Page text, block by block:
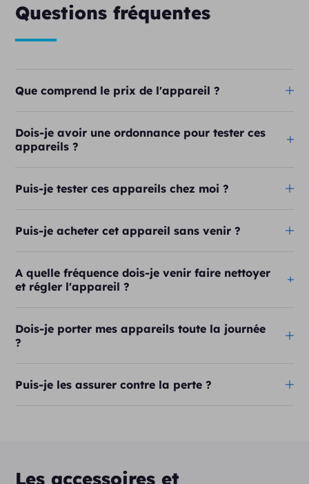
Questions fréquentes
Que comprend le prix de l'appareil ?
Dois-je avoir une ordonnance pour tester ces
appareils ?
Puis-je tester ces appareils chez moi ?
Puis-je acheter cet appareil sans venir ?
A quelle fréquence dois-je venir faire nettoyer
et régler l'appareil ?
Dois-je porter mes appareils toute la journée
?
Puis-je les assurer contre la perte ?
Les accessoires et